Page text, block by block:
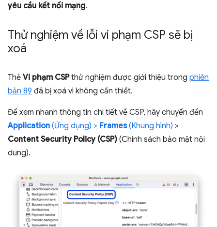
yêu cầu kết nối mạng.
Thử nghiệm về lỗi vi phạm CSP sẽ bị
xoá
Thẻ Vi phạm CSPthử nghiệm được giới thiệu trong phiên
bản 89 đã bị xoá vì không cần thiết.
Để xem nhanh thông tin chi tiết về CSP, hãy chuyển đến
Application (Ứng dụng) > Frames(Khung hình) >
Content Security Policy (CSP) (Chính sách bảo mật nội
dung).